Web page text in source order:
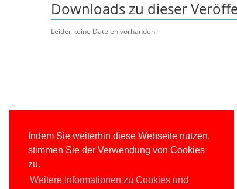
Indem Sie weiterhin diese Webseite nutzen,
stimmen Sie der Verwendung von Cookies
zu.
Weitere Informationen zu Cookies und
Downloads zu dieser
Leider keine Dateien vorhanden.